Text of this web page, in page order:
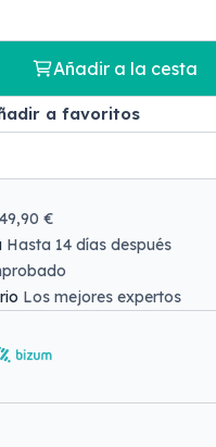
Añadir a la cesta
a favoritos
€
Hasta 14 días después
Los mejores expertos